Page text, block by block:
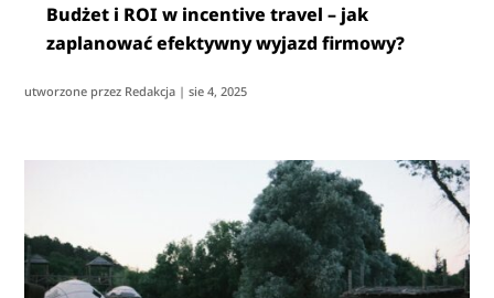
Budżet i ROI w incentive travel – jak
zaplanować efektywny wyjazd firmowy?
utworzone przez Redakcja |sie 4, 2025